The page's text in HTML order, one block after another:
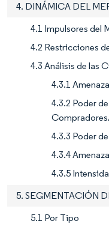
4. DINÁMICA DEL
4.1 Impulsores del
4.2 Restricciones
4.3 Análisis de las
4.3.1
4.3.2 Poder
4.3.3 Poder
4.3.4
4.3.5
5. SEGMENTACIÓN
5.1 Por Tipo